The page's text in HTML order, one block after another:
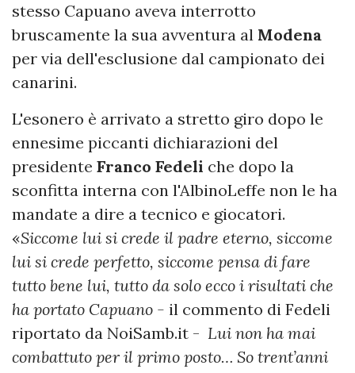
stesso Capuano aveva interrotto
bruscamente la sua avventura al Modena
per via dell'esclusione dal campionato dei
canarini.
L'esonero è arrivato a stretto giro dopo le
ennesime piccanti dichiarazioni del
presidente Franco Fedeli che dopo la
sconfitta interna con l'AlbinoLeffe non le ha
mandate a dire a tecnico e giocatori.
«Siccome lui si crede il padre eterno, siccome
lui si crede perfetto, siccome pensa di fare
tutto bene lui, tutto da solo ecco i risultati che
ha portato Capuano - il commento di Fedeli
riportato da NoiSamb.it - Lui non ha mai
combattuto per il primo posto… So trent’anni